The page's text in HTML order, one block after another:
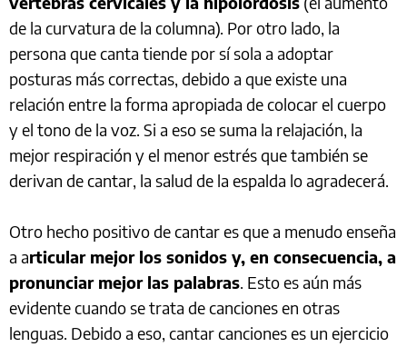
de la curvatura de la columna). Por otro lado, la
persona que canta tiende por sí sola a adoptar
posturas más correctas, debido a que existe una
relación entre la forma apropiada de colocar el cuerpo
y el tono de la voz. Si a eso se suma la relajación, la
mejor respiración y el menor estrés que también se
derivan de cantar, la salud de la espalda lo agradecerá.
Otro hecho positivo de cantar es que a menudo enseña
a articular mejor los sonidos y, en consecuencia, a
pronunciar mejor las palabras. Esto es aún más
evidente cuando se trata de canciones en otras
lenguas. Debido a eso, cantar canciones es un ejercicio